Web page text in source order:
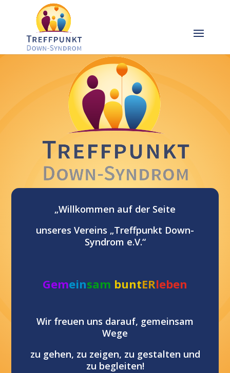
„Willkommen auf der Seite
unseres Vereins „Treffpunkt Down-
Syndrom e.V.“
Gemeinsam buntERleben
Wir freuen uns darauf, gemeinsam
Wege
zu gehen, zu zeigen, zu gestalten und
zu begleiten!